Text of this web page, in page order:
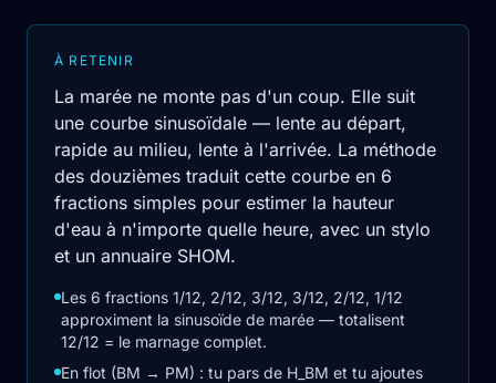
À RETENIR
La marée ne monte pas d'un coup. Elle suit
une courbe sinusoïdale — lente au départ,
rapide au milieu, lente à l'arrivée. La méthode
des douzièmes traduit cette courbe en 6
fractions simples pour estimer la hauteur
d'eau à n'importe quelle heure, avec un stylo
et un annuaire SHOM.
Les 6 fractions 1/12, 2/12, 3/12, 3/12, 2/12, 1/12
approximent la sinusoïde de marée — totalisent
12/12 = le marnage complet.
En flot (BM → PM) : tu pars de H_BM et tu ajoutes